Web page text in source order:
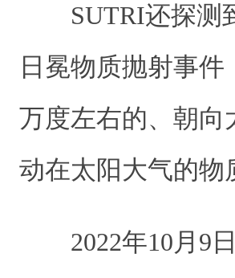
SUTRI还探测
日冕物质抛射事
万度左右的、朝向
动在太阳大气的物
2022年10月9日